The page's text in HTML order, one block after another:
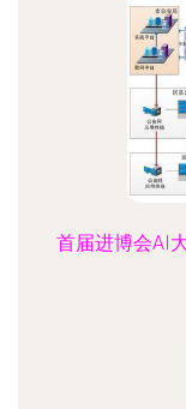
首届进博会AI